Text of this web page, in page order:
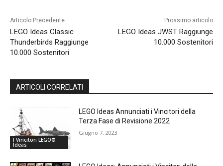
Articolo Precedente
LEGO Ideas Classic
Thunderbirds Raggiunge
10.000 Sostenitori
Prossimo articolo
LEGO Ideas JWST Raggiunge
10.000 Sostenitori
ARTICOLI CORRELATI
I Vincitori LEGO®
Ideas
LEGO Ideas Annunciati i Vincitori della
Terza Fase di Revisione 2022
Giugno 7, 2023